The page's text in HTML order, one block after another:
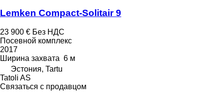
Lemken Compact-Solitair 9
23 900 € Без НДС
Посевной комплекс
2017
Ширина захвата 6 м
Эстония, Tartu
Tatoli AS
Связаться с продавцом